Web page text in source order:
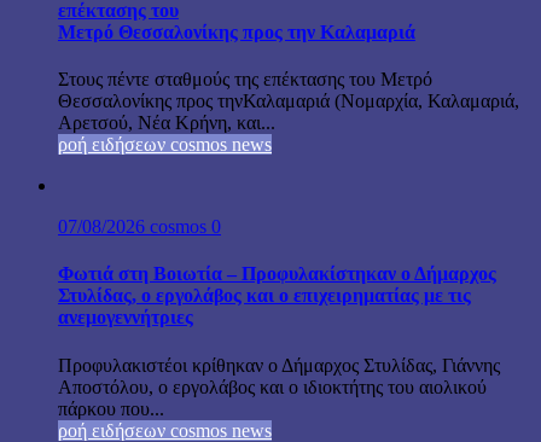
επέκτασης του
Μετρό Θεσσαλονίκης προς την Καλαμαριά
Στους πέντε σταθμούς της επέκτασης του Μετρό
Θεσσαλονίκης προς τηνΚαλαμαριά (Νομαρχία, Καλαμαριά,
Αρετσού, Νέα Κρήνη, και...
ροή ειδήσεων cosmos news
07/08/2026 cosmos 0
Φωτιά στη Βοιωτία – Προφυλακίστηκαν ο Δήμαρχος
Στυλίδας, ο εργολάβος και ο επιχειρηματίας με τις
ανεμογεννήτριες
Προφυλακιστέοι κρίθηκαν ο Δήμαρχος Στυλίδας, Γιάννης
Αποστόλου, ο εργολάβος και ο ιδιοκτήτης του αιολικού
πάρκου που...
ροή ειδήσεων cosmos news